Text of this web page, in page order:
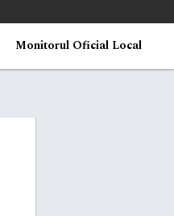
Monitorul Oficial Local